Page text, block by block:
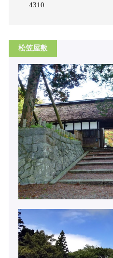
4310
松笠屋敷